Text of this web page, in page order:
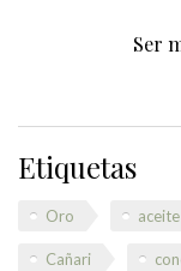
Ser
Etiquetas
Oro aceite
Cañari